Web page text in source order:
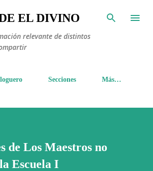
Ir al contenido principal
EL DIVINO
relevante de distintos
Secciones Más…
de Los Maestros no
Escuela I